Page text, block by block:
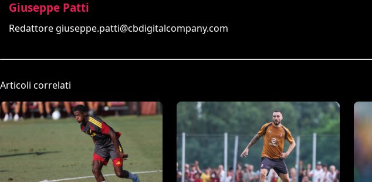
Giuseppe Patti
Redattoregiuseppe.patti@cbdigitalcompany.com
Articoli correlati